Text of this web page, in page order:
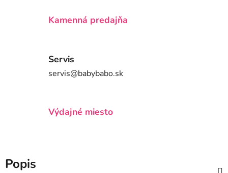
Kamenná predajňa
Servis
servis@babybabo.sk
Výdajné miesto
Popis